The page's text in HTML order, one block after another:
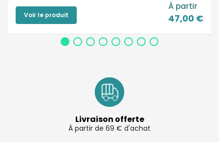
Voir le produit
À partir
47,00 €
Livraison offerte
À partir de 69 € d'achat